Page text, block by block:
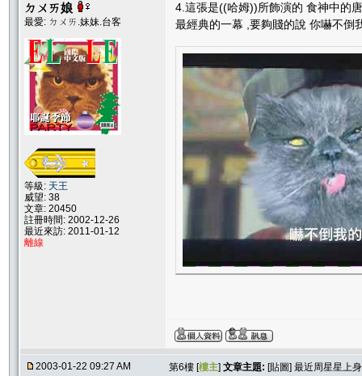
ㄉㄨㄞ娘
最愛: ㄉㄨㄞ.妹妹.台客
等級: 天王
威望: 38
文章: 20450
註冊時間: 2002-12-26
最近來訪: 2011-01-12
離線
4.這張是((哈姆))所飾演的 食神中的
最經典的一幕 ,要夠賤的說 你嚇不倒
2003-01-22 09:27 AM 第6樓 [樓主] 文章主題: [貼圖] 最近周星星上